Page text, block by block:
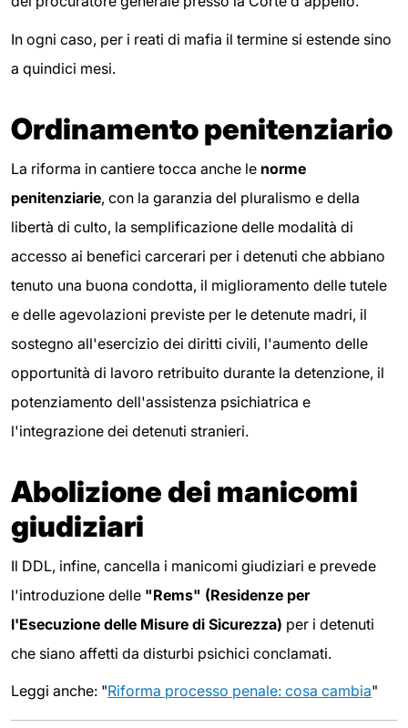
In ogni caso, per i reati di mafia il termine si estende sino
a quindici mesi.
Ordinamento penitenziario
La riforma in cantiere tocca anche le norme
penitenziarie, con la garanzia del pluralismo e della
libertà di culto, la semplificazione delle modalità di
accesso ai benefici carcerari per i detenuti che abbiano
tenuto una buona condotta, il miglioramento delle tutele
e delle agevolazioni previste per le detenute madri, il
sostegno all'esercizio dei diritti civili, l'aumento delle
opportunità di lavoro retribuito durante la detenzione, il
potenziamento dell'assistenza psichiatrica e
l'integrazione dei detenuti stranieri.
Abolizione dei manicomi
giudiziari
Il DDL, infine, cancella i manicomi giudiziari e prevede
l'introduzione delle "Rems" (Residenze per
l'Esecuzione delle Misure di Sicurezza) per i detenuti
che siano affetti da disturbi psichici conclamati.
Leggi anche: "Riforma processo penale: cosa cambia"